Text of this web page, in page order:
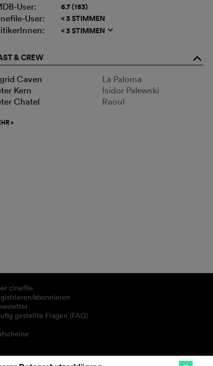
User:
6.7 (183)
User: < 3 STIMMEN
< 3 STIMMEN q
& CREW o
Caven
La Paloma
Kern
Isidor Palewski
Chatel
Raoul
>
cinefile
abonnieren
gestellte Fragen (FAQ)